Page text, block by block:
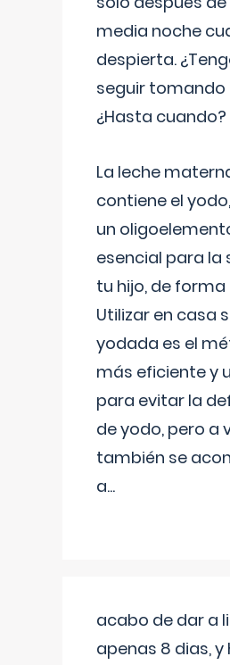
media noche
despierta.
seguir tomando
¿Hasta
La leche
contiene el
un
esencial para la
tu hijo, de
Utilizar en casa
yodada es el
más eficiente y
para evitar la
de yodo, pero a
también se
a...
acabo de dar a
apenas 8 dias,